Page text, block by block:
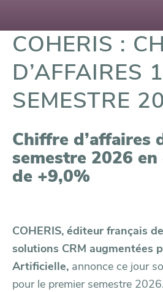
COHERIS :
D’AFFAIRES
SEMESTRE
Chiffre d’affaires
semestre 2026
de +9,0%
COHERIS, éditeur français
solutions CRM augmentées
Artificielle, annonce ce jour
pour le premier semestre 2026.